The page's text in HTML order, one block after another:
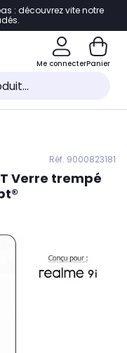
: découvrez vite notre
Me connecterPanier
Réf. 9000823181
Verre trempé